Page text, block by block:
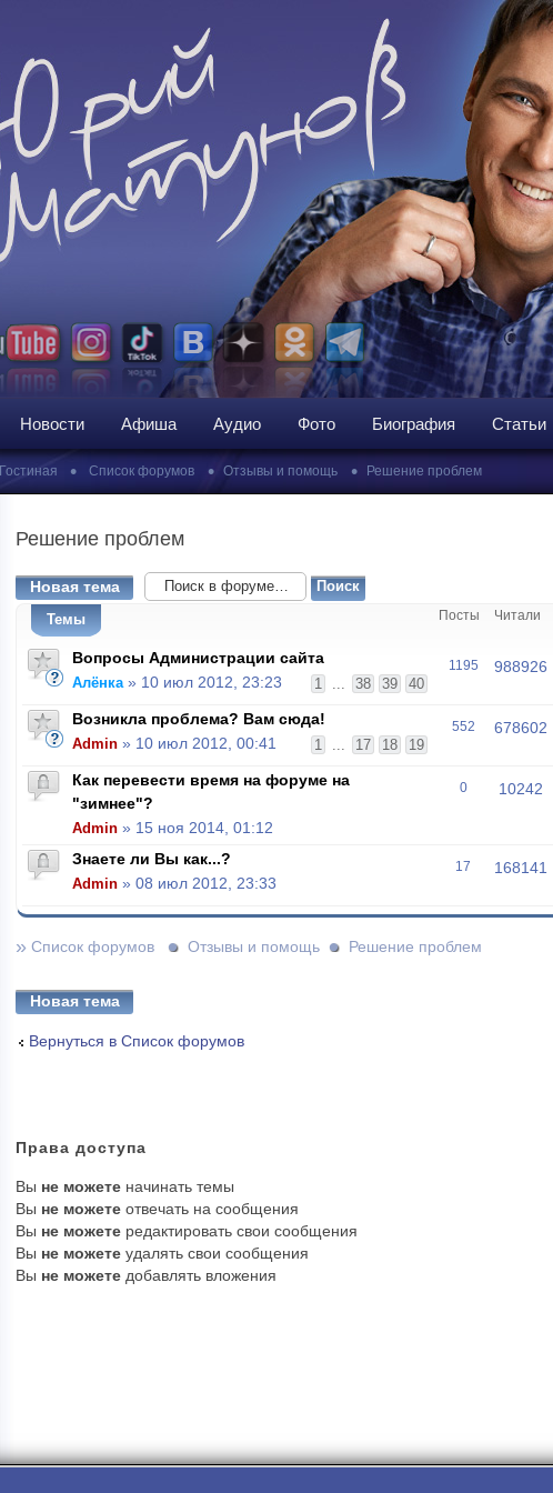
Новости Афиша Аудио Фото Биография Статьи
Гостиная • Список форумов • Отзывы и помощь • Решение проблем
Решение проблем
Новая тема
Темы Посты Читали
Вопросы Администрации сайта
1 ... 38 39 40
Алёнка» 10 июл 2012, 23:23
1195 988926
Возникла проблема? Вам сюда!
1 ... 17 18 19
Admin » 10 июл 2012, 00:41
552 678602
Как перевести время на форуме на
"зимнее"?
Admin » 15 ноя 2014, 01:12
0 10242
Знаете ли Вы как...?
Admin » 08 июл 2012, 23:33
17 168141
» Список форумов Отзывы и помощь Решение проблем
Новая тема
Вернуться в Список форумов
Права доступа
Вы не можете начинать темы
Вы не можете отвечать на сообщения
Вы не можете редактировать свои сообщения
Вы не можете удалять свои сообщения
Вы не можете добавлять вложения